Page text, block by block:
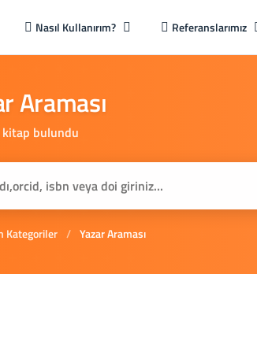
Nasıl Kullanırım? Referanslarımız
Araması
bulundu
Kategoriler / Yazar Araması